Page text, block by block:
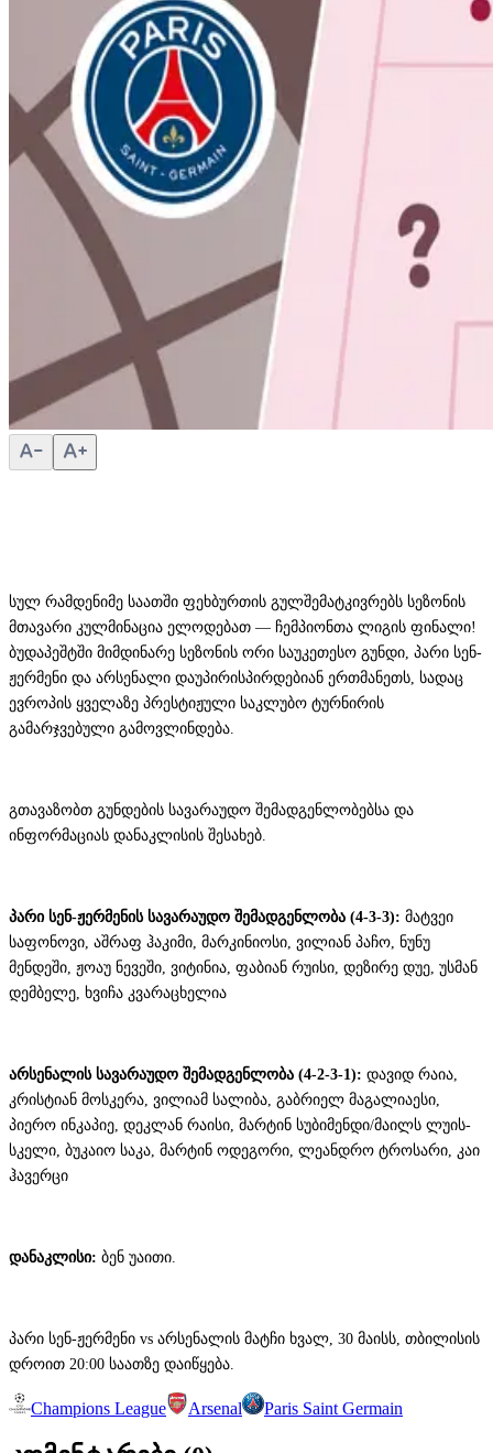
სულ რამდენიმე საათში ფეხბურთის გულშემატკივრებს სეზონის
მთავარი კულმინაცია ელოდებათ — ჩემპიონთა ლიგის ფინალი!
ბუდაპეშტში მიმდინარე სეზონის ორი საუკეთესო გუნდი, პარი სენ-
ჟერმენი და არსენალი დაუპირისპირდებიან ერთმანეთს, სადაც
ევროპის ყველაზე პრესტიჟული საკლუბო ტურნირის
გამარჯვებული გამოვლინდება.
გთავაზობთ გუნდების სავარაუდო შემადგენლობებსა და
ინფორმაციას დანაკლისის შესახებ.
პარი სენ-ჟერმენის სავარაუდო შემადგენლობა (4-3-3): მატვეი
საფონოვი, აშრაფ ჰაკიმი, მარკინიოსი, ვილიან პაჩო, ნუნუ
მენდეში, ჟოაუ ნევეში, ვიტინია, ფაბიან რუისი, დეზირე დუე, უსმან
დემბელე, ხვიჩა კვარაცხელია
არსენალის სავარაუდო შემადგენლობა (4-2-3-1): დავიდ რაია,
კრისტიან მოსკერა, ვილიამ სალიბა, გაბრიელ მაგალიაესი,
პიერო ინკაპიე, დეკლან რაისი, მარტინ სუბიმენდი/მაილს ლუის-
სკელი, ბუკაიო საკა, მარტინ ოდეგორი, ლეანდრო ტროსარი, კაი
ჰავერცი
დანაკლისი: ბენ უაითი.
პარი სენ-ჟერმენი vs არსენალის მატჩი ხვალ, 30 მაისს, თბილისის
დროით 20:00 საათზე დაიწყება.
Champions League Arsenal Paris Saint Germain